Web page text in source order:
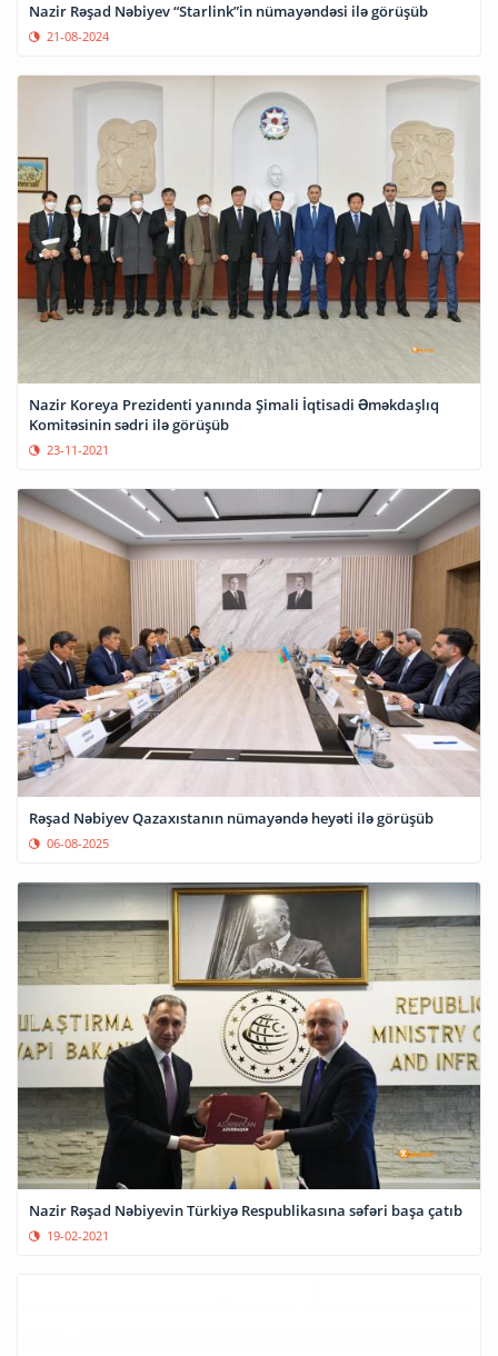
Nazir Rəşad Nəbiyev “Starlink”in nümayəndəsi ilə görüşüb
21-08-2024
Nazir Koreya Prezidenti yanında Şimali İqtisadi Əməkdaşlıq
Komitəsinin sədri ilə görüşüb
23-11-2021
Rəşad Nəbiyev Qazaxıstanın nümayəndə heyəti ilə görüşüb
06-08-2025
Nazir Rəşad Nəbiyevin Türkiyə Respublikasına səfəri başa çatıb
19-02-2021